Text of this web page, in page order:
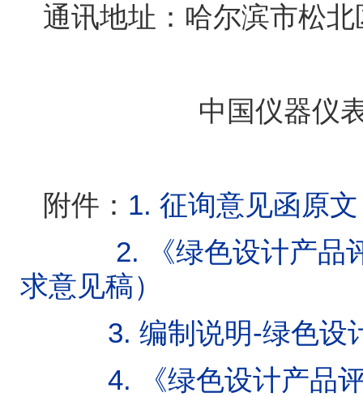
通讯地址：哈尔滨市松
中国仪器仪
附件： 1. 征询意见函原文
2.
《绿色设计产
求意见稿）
3. 编制说明-绿色设
4.
《绿色设计产品